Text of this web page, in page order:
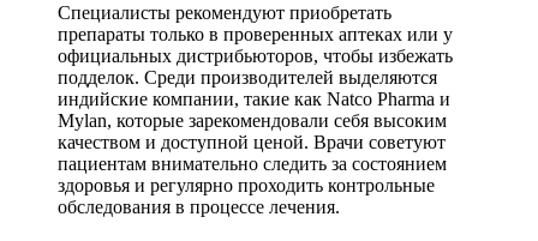
Специалисты рекомендуют приобретать
препараты только в проверенных аптеках или у
официальных дистрибьюторов, чтобы избежать
подделок. Среди производителей выделяются
индийские компании, такие как Natco Pharma и
Mylan, которые зарекомендовали себя высоким
качеством и доступной ценой. Врачи советуют
пациентам внимательно следить за состоянием
здоровья и регулярно проходить контрольные
обследования в процессе лечения.